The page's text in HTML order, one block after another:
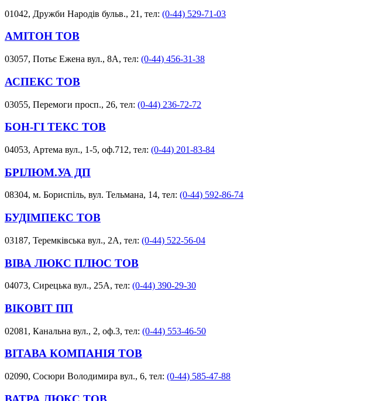
01042, Дружби Народів бульв., 21, тел: (0-44) 529-71-03
АМІТОН ТОВ
03057, Потьє Ежена вул., 8А, тел: (0-44) 456-31-38
АСПЕКС ТОВ
03055, Перемоги просп., 26, тел: (0-44) 236-72-72
БОН-ГІ ТЕКС ТОВ
04053, Артема вул., 1-5, оф.712, тел: (0-44) 201-83-84
БРІЛЮМ.УА ДП
08304, м. Бориспіль, вул. Тельмана, 14, тел: (0-44) 592-86-74
БУДІМПЕКС ТОВ
03187, Теремківська вул., 2А, тел: (0-44) 522-56-04
ВІВА ЛЮКС ПЛЮС ТОВ
04073, Сирецька вул., 25А, тел: (0-44) 390-29-30
ВІКОВІТ ПП
02081, Канальна вул., 2, оф.3, тел: (0-44) 553-46-50
ВІТАВА КОМПАНІЯ ТОВ
02090, Сосюри Володимира вул., 6, тел: (0-44) 585-47-88